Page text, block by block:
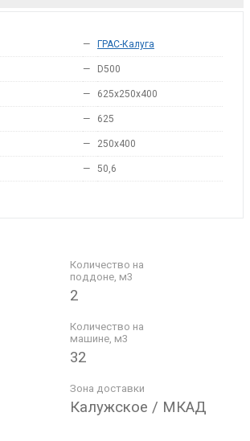
— ГРАС-Калуга
— D500
— 625x250x400
— 625
— 250x400
— 50,6
Количество на
поддоне, м3
2
Количество на
машине, м3
32
Зона доставки
Калужское / МКАД